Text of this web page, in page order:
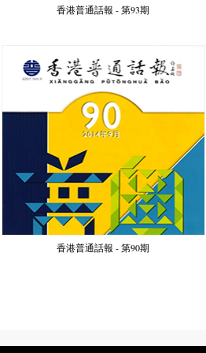
香港普通話報 - 第93期
香港普通話報 - 第90期